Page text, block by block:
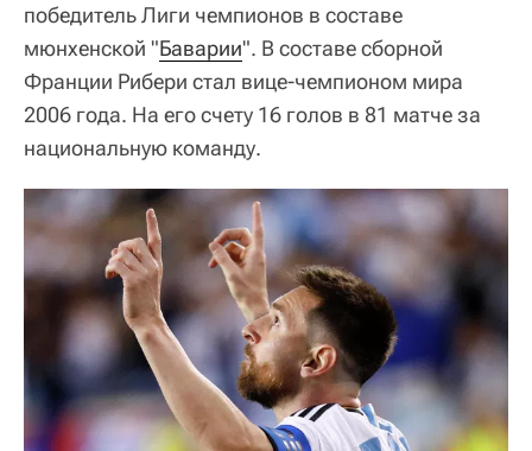
победитель Лиги чемпионов в составе
мюнхенской "Баварии". В составе сборной
Франции Рибери стал вице-чемпионом мира
2006 года. На его счету 16 голов в 81 матче за
национальную команду.